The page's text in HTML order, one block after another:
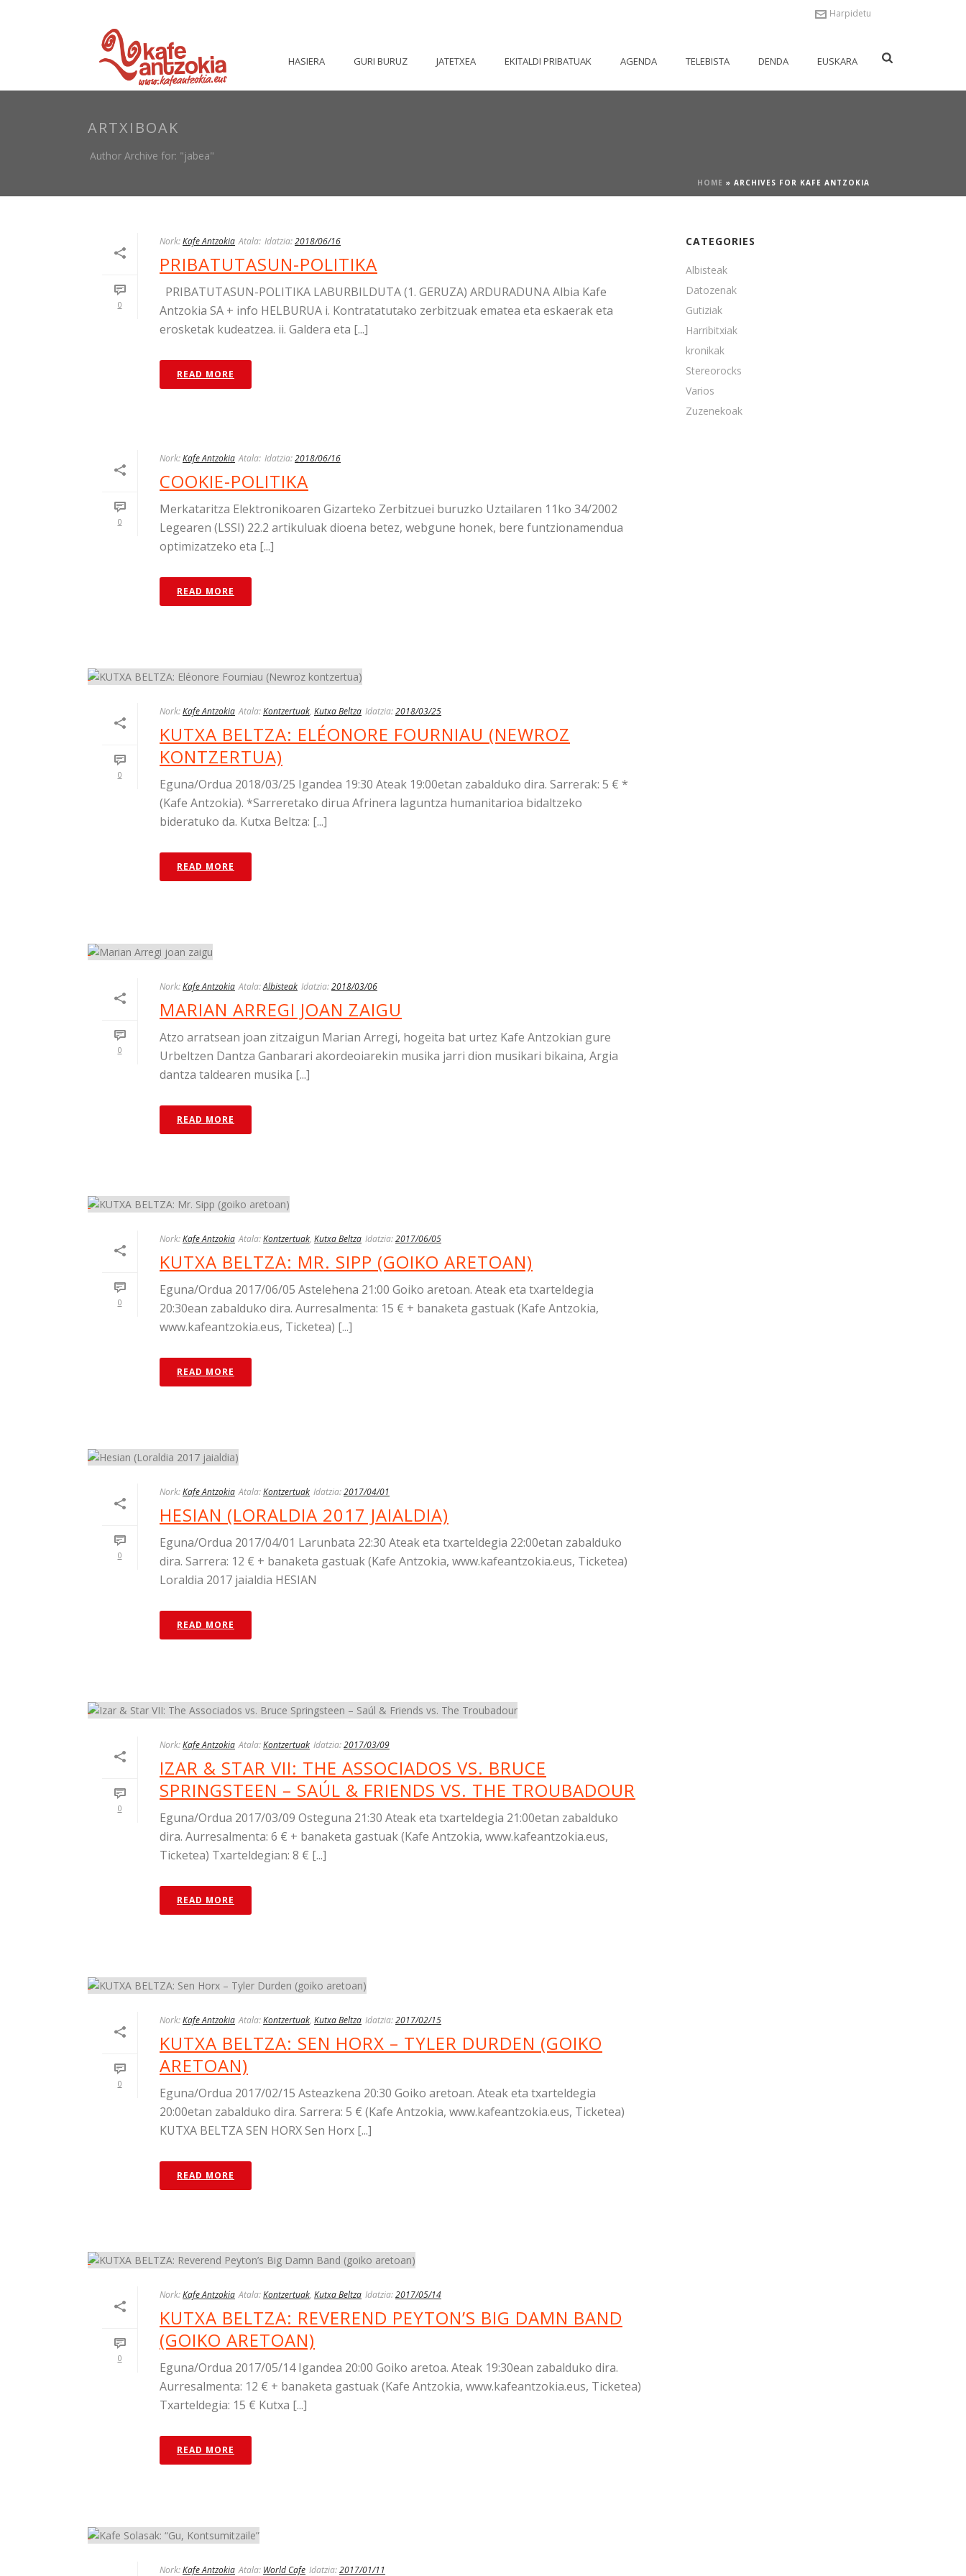
Harpidetu
HASIERA GURI BURUZ JATETXEA EKITALDI PRIBATUAK AGENDA TELEBISTA DENDA EUSKARA
ARTXIBOAK
Author Archive for: "jabea"
HOME » ARCHIVES FOR KAFE ANTZOKIA
0
Nork:Kafe Antzokia Atala: Idatzia:2018/06/16
PRIBATUTASUN-POLITIKA
PRIBATUTASUN-POLITIKA LABURBILDUTA (1. GERUZA) ARDURADUNA Albia Kafe
Antzokia SA + info HELBURUA i. Kontratatutako zerbitzuak ematea eta eskaerak eta
erosketak kudeatzea. ii. Galdera eta [...]
READ MORE
0
Nork:Kafe Antzokia Atala: Idatzia:2018/06/16
COOKIE-POLITIKA
Merkataritza Elektronikoaren Gizarteko Zerbitzuei buruzko Uztailaren 11ko 34/2002
Legearen (LSSI) 22.2 artikuluak dioena betez, webgune honek, bere funtzionamendua
optimizatzeko eta [...]
READ MORE
0
Nork:Kafe Antzokia Atala:Kontzertuak, Kutxa Beltza Idatzia:2018/03/25
KUTXA BELTZA: ELÉONORE FOURNIAU (NEWROZ
KONTZERTUA)
Eguna/Ordua 2018/03/25 Igandea 19:30 Ateak 19:00etan zabalduko dira. Sarrerak: 5 € *
(Kafe Antzokia). *Sarreretako dirua Afrinera laguntza humanitarioa bidaltzeko
bideratuko da. Kutxa Beltza: [...]
READ MORE
0
Nork:Kafe Antzokia Atala:Albisteak Idatzia:2018/03/06
MARIAN ARREGI JOAN ZAIGU
Atzo arratsean joan zitzaigun Marian Arregi, hogeita bat urtez Kafe Antzokian gure
Urbeltzen Dantza Ganbarari akordeoiarekin musika jarri dion musikari bikaina, Argia
dantza taldearen musika [...]
READ MORE
0
Nork:Kafe Antzokia Atala:Kontzertuak, Kutxa Beltza Idatzia:2017/06/05
KUTXA BELTZA: MR. SIPP (GOIKO ARETOAN)
Eguna/Ordua 2017/06/05 Astelehena 21:00 Goiko aretoan. Ateak eta txarteldegia
20:30ean zabalduko dira. Aurresalmenta: 15 € + banaketa gastuak (Kafe Antzokia,
www.kafeantzokia.eus, Ticketea) [...]
READ MORE
0
Nork:Kafe Antzokia Atala:Kontzertuak Idatzia:2017/04/01
HESIAN (LORALDIA 2017 JAIALDIA)
Eguna/Ordua 2017/04/01 Larunbata 22:30 Ateak eta txarteldegia 22:00etan zabalduko
dira. Sarrera: 12 € + banaketa gastuak (Kafe Antzokia, www.kafeantzokia.eus, Ticketea)
Loraldia 2017 jaialdia HESIAN
READ MORE
0
Nork:Kafe Antzokia Atala:Kontzertuak Idatzia:2017/03/09
IZAR & STAR VII: THE ASSOCIADOS VS. BRUCE
SPRINGSTEEN – SAÚL & FRIENDS VS. THE TROUBADOUR
Eguna/Ordua 2017/03/09 Osteguna 21:30 Ateak eta txarteldegia 21:00etan zabalduko
dira. Aurresalmenta: 6 € + banaketa gastuak (Kafe Antzokia, www.kafeantzokia.eus,
Ticketea) Txarteldegian: 8 € [...]
READ MORE
0
Nork:Kafe Antzokia Atala:Kontzertuak, Kutxa Beltza Idatzia:2017/02/15
KUTXA BELTZA: SEN HORX – TYLER DURDEN (GOIKO
ARETOAN)
Eguna/Ordua 2017/02/15 Asteazkena 20:30 Goiko aretoan. Ateak eta txarteldegia
20:00etan zabalduko dira. Sarrera: 5 € (Kafe Antzokia, www.kafeantzokia.eus, Ticketea)
KUTXA BELTZA SEN HORX Sen Horx [...]
READ MORE
0
Nork:Kafe Antzokia Atala:Kontzertuak, Kutxa Beltza Idatzia:2017/05/14
KUTXA BELTZA: REVEREND PEYTON’S BIG DAMN BAND
(GOIKO ARETOAN)
Eguna/Ordua 2017/05/14 Igandea 20:00 Goiko aretoa. Ateak 19:30ean zabalduko dira.
Aurresalmenta: 12 € + banaketa gastuak (Kafe Antzokia, www.kafeantzokia.eus, Ticketea)
Txarteldegia: 15 € Kutxa [...]
READ MORE
Nork:Kafe Antzokia Atala: World Cafe Idatzia:2017/01/11
CATEGORIES
Albisteak
Datozenak
Gutiziak
Harribitxiak
kronikak
Stereorocks
Varios
Zuzenekoak